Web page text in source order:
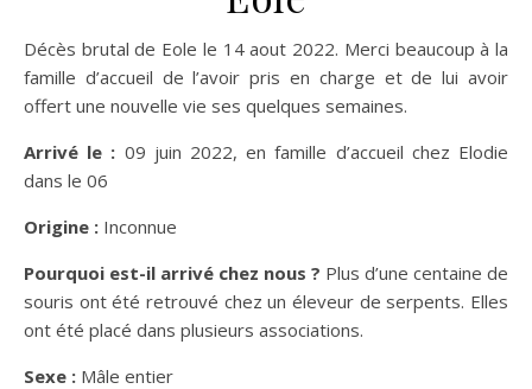
Décès brutal de Eole le 14 aout 2022. Merci beaucoup à la
famille d’accueil de l’avoir pris en charge et de lui avoir
offert une nouvelle vie ses quelques semaines.
Arrivé le : 09 juin 2022, en famille d’accueil chez Elodie
dans le 06
Origine : Inconnue
Pourquoi est-il arrivé chez nous ? Plus d’une centaine de
souris ont été retrouvé chez un éleveur de serpents. Elles
ont été placé dans plusieurs associations.
Sexe : Mâle entier